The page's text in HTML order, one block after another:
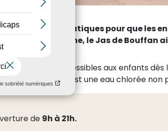
5 pôles aquatiques pour que les
Pinette, la Duranne, le Jas de Bouffan
sont accessibles aux enfants dès
aires aquatiques est une eau chlorée
de 9h à 21h.